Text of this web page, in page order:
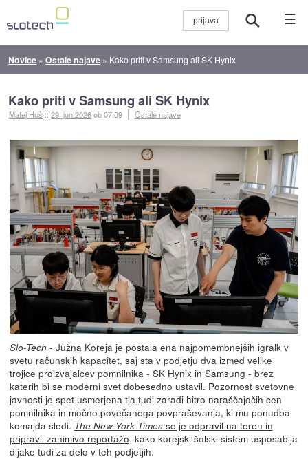
☰
Novice »Ostale najave » Kako priti v Samsung ali SK Hynix
Kako priti v Samsung ali SK Hynix
Matej Huš ::29. jun 2026ob 07:09 Ostale najave
Slo-Tech - Južna Koreja je postala ena najpomembnejših igralk v
svetu računskih kapacitet, saj sta v podjetju dva izmed velike
trojice proizvajalcev pomnilnika - SK Hynix in Samsung - brez
katerih bi se moderni svet dobesedno ustavil. Pozornost svetovne
javnosti je spet usmerjena tja tudi zaradi hitro naraščajočih cen
pomnilnika in močno povečanega povpraševanja, ki mu ponudba
komajda sledi. The New York Timesse je odpravil na teren in
pripravil zanimivo reportažo, kako korejski šolski sistem usposablja
dijake tudi za delo v teh podjetjih.